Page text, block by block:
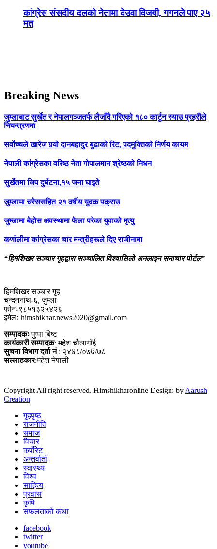
कांग्रेस संसदीय दलको नेतामा देउवा विजयी, गगनले पाए २५
मत
Breaking News
जुम्लाबाट सुर्खेत र नेपालगञ्जतर्फ लैजाँदै गरिएको १८० कार्टुन स्याउ प्रहरीले
नियन्त्रणमा
सर्वोच्चले खारेज गर्‍यो दानबहादुर बुढाको रिट, पदमुक्तिको निर्णय कायम
नेपाली कांग्रेसका वरिष्ठ नेता गोपालमान श्रेष्ठको निधन
सुर्खेतमा जिप दुर्घटना,१५ जना घाइते
जुम्लामा चरेससहित २१ वर्षीय युवक पक्राउ
जुम्लामा बेहोस अवस्थामा फेला परेका युवाको मृत्यु
कर्णालीमा कांग्रेसका चार मन्त्रीहरूले दिए राजीनामा
“हिमशिखर सञ्चार गृहद्वारा सञ्चालित विश्वासिलो अनलाइन समाचार पोर्टल”
हिमशिखर सञ्चार गृह
चन्दननाथ-६, जुम्ला
फोनः९८५१३२५४२६
इमेलः himshikhar.news2020@gmail.com
सम्पादकःपुष्पा बिष्ट
कार्यकारी सम्पादक: महेश चौलागाँई
सुचना विभाग दर्ता नं: २४४८/०७७/७८
सल्लाहकार:महेश नेपाली
Copyright All right reserved. Himshikharonline Design: byAarush
Creation
गृहपृष्ठ
राजनीति
समाज
विचार
कर्पोरेट
अन्तर्वार्ता
स्वास्थ्य
विश्व
साहित्य
प्रवास
कृषि
सफलताको कथा
facebook
twitter
youtube